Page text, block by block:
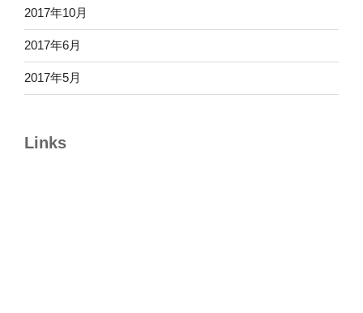
2017年10月
2017年6月
2017年5月
Links